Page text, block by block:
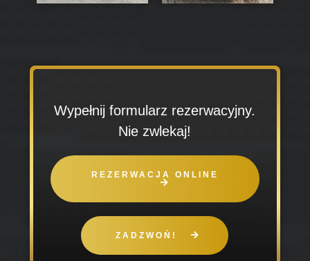
Wypełnij formularz rezerwacyjny.
Nie zwlekaj!
REZERWACJA ONLINE
ZADZWOŃ!